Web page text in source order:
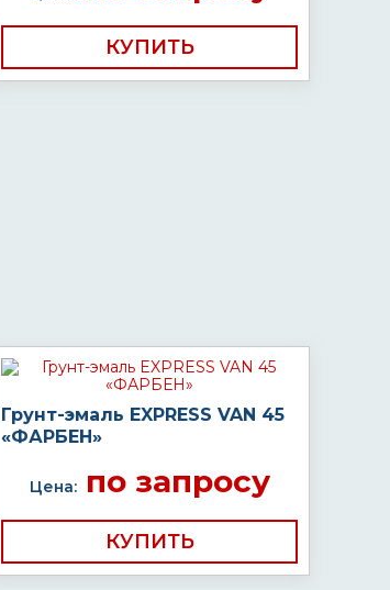
КУПИТЬ
Грунт-эмаль EXPRESS VAN 45
«ФАРБЕН»
Цена:по запросу
КУПИТЬ